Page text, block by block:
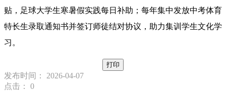
贴，足球大学生寒暑假实践每日补助；每年集中发放中考体育
特长生录取通知书并签订师徒结对协议，助力集训学生文化学
习。
打印
发布时间： 2026-04-07
点击： 0